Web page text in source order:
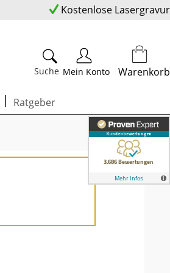
Kostenlose Lasergravur
Suche Mein Konto Warenkorb
Ratgeber